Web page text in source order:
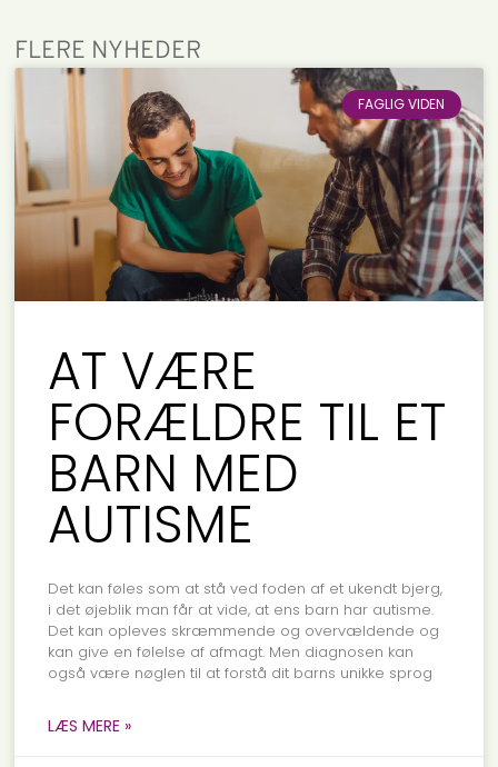
FLERE NYHEDER
FAGLIG VIDEN
AT VÆRE
FORÆLDRE TIL ET
BARN MED
AUTISME
Det kan føles som at stå ved foden af et ukendt bjerg,
i det øjeblik man får at vide, at ens barn har autisme.
Det kan opleves skræmmende og overvældende og
kan give en følelse af afmagt. Men diagnosen kan
også være nøglen til at forstå dit barns unikke sprog
LÆS MERE »